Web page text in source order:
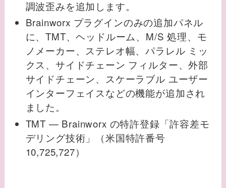
調波歪みを追加します。
Brainworx プラグインのみの追加パネル
に、TMT、ヘッドルーム、M/S 処理、モ
ノメーカー、ステレオ幅、パラレル ミッ
クス、サイドチェーン フィルター、外部
サイドチェーン、スケーラブル ユーザー
インターフェイスなどの機能が追加され
ました。
TMT — Brainworx の特許登録「許容差モ
デリング技術」（米国特許番号
10,725,727）